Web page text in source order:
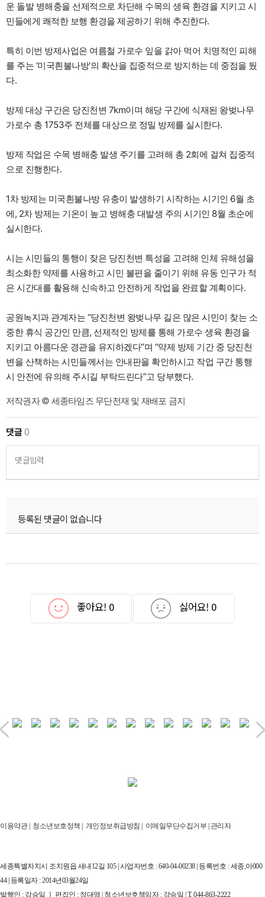
운 돌발 병해충을 선제적으로 차단해 수목의 생육 환경을 지키고 시
민들에게 쾌적한 보행 환경을 제공하기 위해 추진한다.
특히 이번 방제사업은 여름철 가로수 잎을 갉아 먹어 치명적인 피해
를 주는 ‘미국흰불나방'의 확산을 집중적으로 방지하는 데 중점을 뒀
다.
방제 대상 구간은 당진천변 7km이며 해당 구간에 식재된 왕벚나무
가로수 총 1753주 전체를 대상으로 정밀 방제를 실시한다.
방제 작업은 수목 병해충 발생 주기를 고려해 총 2회에 걸쳐 집중적
으로 진행한다.
1차 방제는 미국흰불나방 유충이 발생하기 시작하는 시기인 6월 초
에, 2차 방제는 기온이 높고 병해충 대발생 주의 시기인 8월 초순에
실시한다.
시는 시민들의 통행이 잦은 당진천변 특성을 고려해 인체 유해성을
최소화한 약제를 사용하고 시민 불편을 줄이기 위해 유동 인구가 적
은 시간대를 활용해 신속하고 안전하게 작업을 완료할 계획이다.
공원녹지과 관계자는 “당진천변 왕벚나무 길은 많은 시민이 찾는 소
중한 휴식 공간인 만큼, 선제적인 방제를 통해 가로수 생육 환경을
지키고 아름다운 경관을 유지하겠다”며 “약제 방제 기간 중 당진천
변을 산책하는 시민들께서는 안내판을 확인하시고 작업 구간 통행
시 안전에 유의해 주시길 부탁드린다”고 당부했다.
저작권자 © 세종타임즈 무단전재 및 재배포 금지
댓글0
댓글입력
등록된 댓글이 없습니다
좋아요! 0 싫어요! 0
이용약관| 청소년보호정책 | 개인정보취급방침 | 이메일무단수집거부 | 관리자
세종특별자치시 조치원읍 새내12길 105 | 사업자번호 : 640-04-00238 | 등록번호 : 세종,아000
44 | 등록일자 : 2014년03월24일
발행인 : 강승일 ㅣ 편집인 : 정대영 | 청소년보호책임자 : 강승일 | T. 044-863-2222